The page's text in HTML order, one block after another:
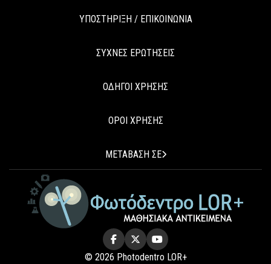
ΥΠΟΣΤΗΡΙΞΗ / ΕΠΙΚΟΙΝΩΝΙΑ
ΣΥΧΝΕΣ ΕΡΩΤΗΣΕΙΣ
ΟΔΗΓΟΙ ΧΡΗΣΗΣ
ΟΡΟΙ ΧΡΗΣΗΣ
ΜΕΤΑΒΑΣΗ ΣΕ
© 2026 Photodentro LOR+